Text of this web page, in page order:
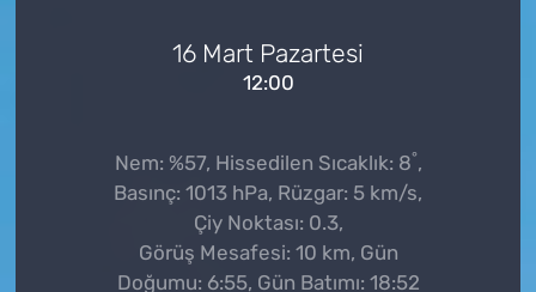
16 Mart Pazartesi
12:00
Nem: %57, Hissedilen Sıcaklık: 8°,
Basınç: 1013 hPa, Rüzgar: 5 km/s,
Çiy Noktası: 0.3,
Görüş Mesafesi: 10 km, Gün
Doğumu: 6:55, Gün Batımı: 18:52